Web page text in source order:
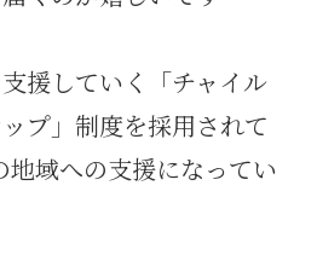
援していく「チャイル
プ」制度を採用されて
地域への支援になってい